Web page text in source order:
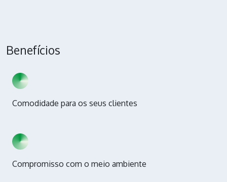
Benefícios
Comodidade para os seus clientes
Compromisso com o meio ambiente